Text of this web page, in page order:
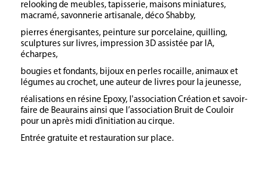
relooking de meubles, tapisserie, maisons miniatures,
macramé, savonnerie artisanale, déco Shabby,
pierres énergisantes, peinture sur porcelaine, quilling,
sculptures sur livres, impression 3D assistée par IA,
écharpes,
bougies et fondants, bijoux en perles rocaille, animaux et
légumes au crochet, une auteur de livres pour la jeunesse,
réalisations en résine Epoxy, l'association Création et savoir-
faire de Beaurains ainsi que l’association Bruit de Couloir
pour un après midi d’initiation au cirque.
Entrée gratuite et restauration sur place.